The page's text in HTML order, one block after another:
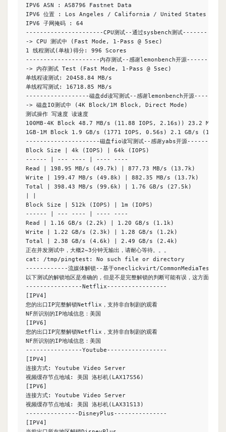
IPV6 ASN : AS8796 Fastnet Data
IPV6 位置 : Los Angeles / California / United States
IPV6 子网掩码 : 64
----------------------CPU测试--通过sysbench测试
-> CPU 测试中 (Fast Mode, 1-Pass @ 5sec)
1 线程测试(单核)得分: 996 Scores
---------------------内存测试--感谢lemonbench开源
-> 内存测试 Test (Fast Mode, 1-Pass @ 5sec)
单线程读测试: 20458.84 MB/s
单线程写测试: 16718.85 MB/s
------------------磁盘dd读写测试--感谢lemonbench开源
-> 磁盘IO测试中 (4K Block/1M Block, Direct Mode)
测试操作 写速度 读速度
100MB-4K Block 48.7 MB/s (11.88 IOPS, 2.16s)) 23.2 MB/s
1GB-1M Block 1.9 GB/s (1771 IOPS, 0.56s) 2.1 GB/s (1989
---------------------磁盘fio读写测试--感谢yabs开源
Block Size | 4k (IOPS) | 64k (IOPS)
------ | --- ---- | ---- ----
Read | 198.95 MB/s (49.7k) | 877.73 MB/s (13.7k)
Write | 199.47 MB/s (49.8k) | 882.35 MB/s (13.7k)
Total | 398.43 MB/s (99.6k) | 1.76 GB/s (27.5k)
Block Size | 512k (IOPS) | 1m (IOPS)
------ | --- ---- | ---- ----
Read | 1.16 GB/s (2.2k) | 1.20 GB/s (1.1k)
Write | 1.22 GB/s (2.3k) | 1.28 GB/s (1.2k)
Total | 2.38 GB/s (4.6k) | 2.49 GB/s (2.4k)
正在并发测试中，大概2~3分钟无输出，请耐心等待。。。
cat: /tmp/pingtest: No such file or directory
------------流媒体解锁--基于oneclickvirt/CommonMediaTests
以下测试的解锁地区是准确的，但是不是完整解锁的判断可能有误，这方面仅作
----------------Netflix-----------------
[IPV4]
您的出口IP完整解锁Netflix，支持非自制剧的观看
NF所识别的IP地域信息：美国
[IPV6]
您的出口IP完整解锁Netflix，支持非自制剧的观看
NF所识别的IP地域信息：美国
----------------Youtube-----------------
[IPV4]
连接方式: Youtube Video Server
视频缓存节点地域: 美国 洛杉机(LAX17S56)
[IPV6]
连接方式: Youtube Video Server
视频缓存节点地域: 美国 洛杉机(LAX31S13)
---------------DisneyPlus---------------
[IPV4]